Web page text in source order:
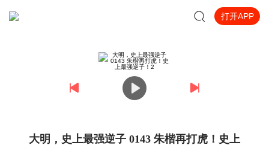
打开APP
大明，史上最强逆子 0143 朱楷再打虎！史上